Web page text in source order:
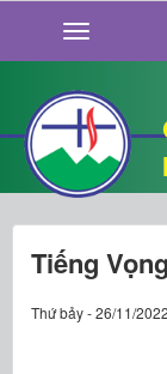
GIỚI THIỆU
TIN TỨC
SỐNG
CHUYỆN
QUÁN
THƯ GIÃN
Tiếng
Thứ bảy - 26/11/